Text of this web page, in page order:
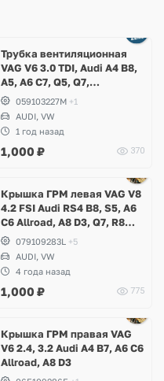
Трубка вентиляционная
VAG V6 3.0 TDI, Audi A4 B8,
A5, A6 C7, Q5, Q7,
Volkswagen Touareg GP, NF
059103227M +1
AUDI, VW
1 год назад
1,000 ₽ 370
Крышка ГРМ левая VAG V8
4.2 FSI Audi RS4 B8, S5, A6
C6 Allroad, A8 D3, Q7, R8
Spyder, Volkswagen
Touareg NF
079109283L
+5
AUDI, VW
4 года назад
1,000 ₽ 775
Крышка ГРМ правая VAG
V6 2.4, 3.2 Audi A4 B7, A6 C6
Allroad, A8 D3